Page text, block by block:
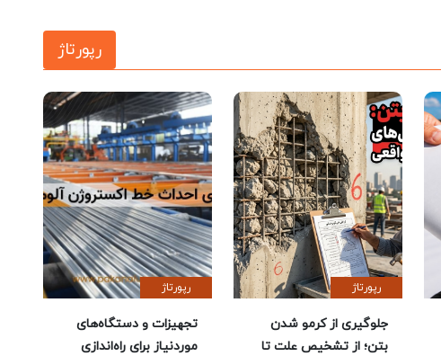
رپورتاژ
رپورتاژ
جلوگیری از کرمو شدن
بتن؛ از تشخیص علت تا
رپورتاژ
تجهیزات و دستگاه‌های
موردنیاز برای راه‌اندازی